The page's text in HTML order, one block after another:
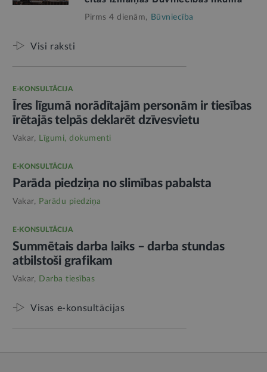
Pirms 4 dienām, Būvniecība
Visi raksti
E-KONSULTĀCIJA
Īres līgumā norādītajām personām ir tiesības
īrētajās telpās deklarēt dzīvesvietu
Vakar, Līgumi, dokumenti
E-KONSULTĀCIJA
Parāda piedziņa no slimības pabalsta
Vakar, Parādu piedziņa
E-KONSULTĀCIJA
Summētais darba laiks – darba stundas
atbilstoši grafikam
Vakar, Darba tiesības
Visas e-konsultācijas